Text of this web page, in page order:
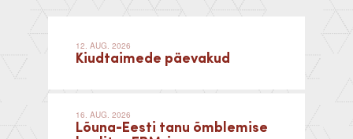
12. AUG. 2026
Kiudtaimede päevakud
16. AUG. 2026
Lõuna-Eesti tanu õmblemise